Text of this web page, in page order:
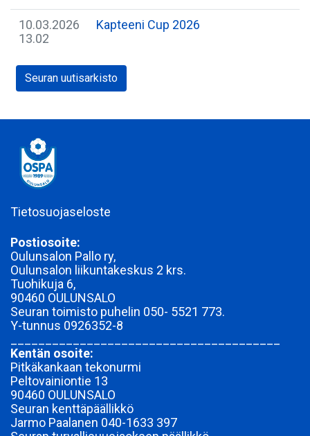
10.03.2026
13.02
Kapteeni Cup 2026
Seuran uutisarkisto
Tietosuojaseloste
Postiosoite:
Oulunsalon Pallo ry,
Oulunsalon liikuntakeskus 2 krs.
Tuohikuja 6,
90460 OULUNSALO
Seuran toimisto puhelin 050- 5521 773.
Y-tunnus 0926352-8
_______________________________________
Kentän osoite:
Pitkäkankaan tekonurmi
Peltovainiontie 13
90460 OULUNSALO
Seuran kenttäpäällikkö
Jarmo Paalanen 040-1633 397